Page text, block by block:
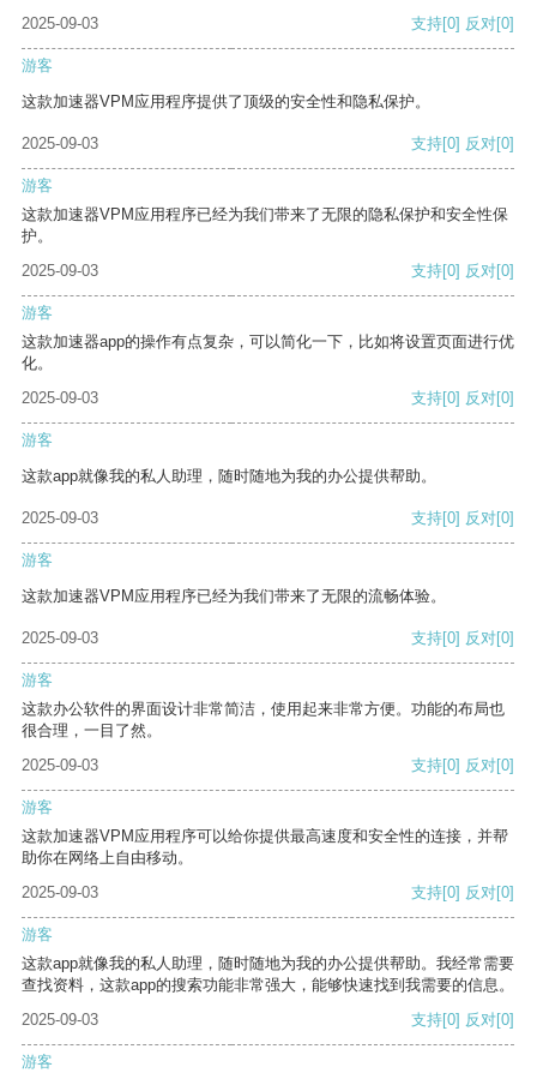
2025-09-03
支持[0] 反对[0]
游客
这款加速器VPM应用程序提供了顶级的安全性和隐私保护。
2025-09-03 支持[0] 反对[0]
游客
这款加速器VPM应用程序已经为我们带来了无限的隐私保护和安全性保
护。
2025-09-03
支持[0] 反对[0]
游客
这款加速器app的操作有点复杂，可以简化一下，比如将设置页面进行优
化。
2025-09-03
支持[0] 反对[0]
游客
这款app就像我的私人助理，随时随地为我的办公提供帮助。
2025-09-03 支持[0] 反对[0]
游客
这款加速器VPM应用程序已经为我们带来了无限的流畅体验。
2025-09-03 支持[0] 反对[0]
游客
这款办公软件的界面设计非常简洁，使用起来非常方便。功能的布局也
很合理，一目了然。
2025-09-03
支持[0] 反对[0]
游客
这款加速器VPM应用程序可以给你提供最高速度和安全性的连接，并帮
助你在网络上自由移动。
2025-09-03
支持[0] 反对[0]
游客
这款app就像我的私人助理，随时随地为我的办公提供帮助。我经常需要
查找资料，这款app的搜索功能非常强大，能够快速找到我需要的信息。
2025-09-03
支持[0] 反对[0]
游客